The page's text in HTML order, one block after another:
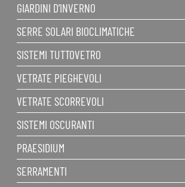
GIARDINI D’INVERNO
SERRE SOLARI BIOCLIMATICHE
SISTEMI TUTTOVETRO
VETRATE PIEGHEVOLI
VETRATE SCORREVOLI
SISTEMI OSCURANTI
PRAESIDIUM
SERRAMENTI